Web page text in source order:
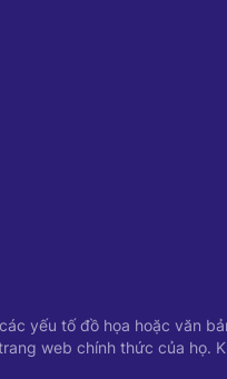
yếu tố đồ họa hoặc văn
web chính thức của họ.